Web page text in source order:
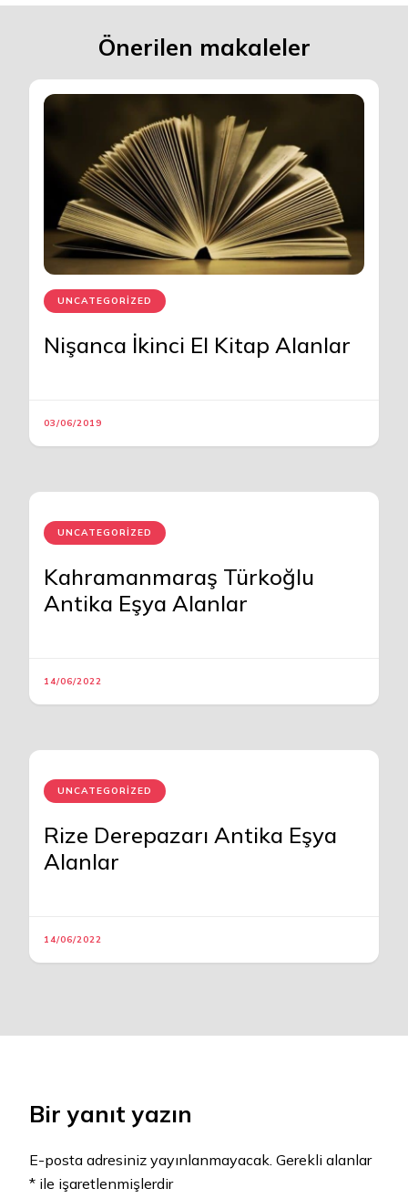
Önerilen makaleler
UNCATEGORIZED
Nişanca İkinci El Kitap Alanlar
03/06/2019
UNCATEGORIZED
Kahramanmaraş Türkoğlu
Antika Eşya Alanlar
14/06/2022
UNCATEGORIZED
Rize Derepazarı Antika Eşya
Alanlar
14/06/2022
Bir yanıt yazın
E-posta adresiniz yayınlanmayacak. Gerekli alanlar
* ile işaretlenmişlerdir